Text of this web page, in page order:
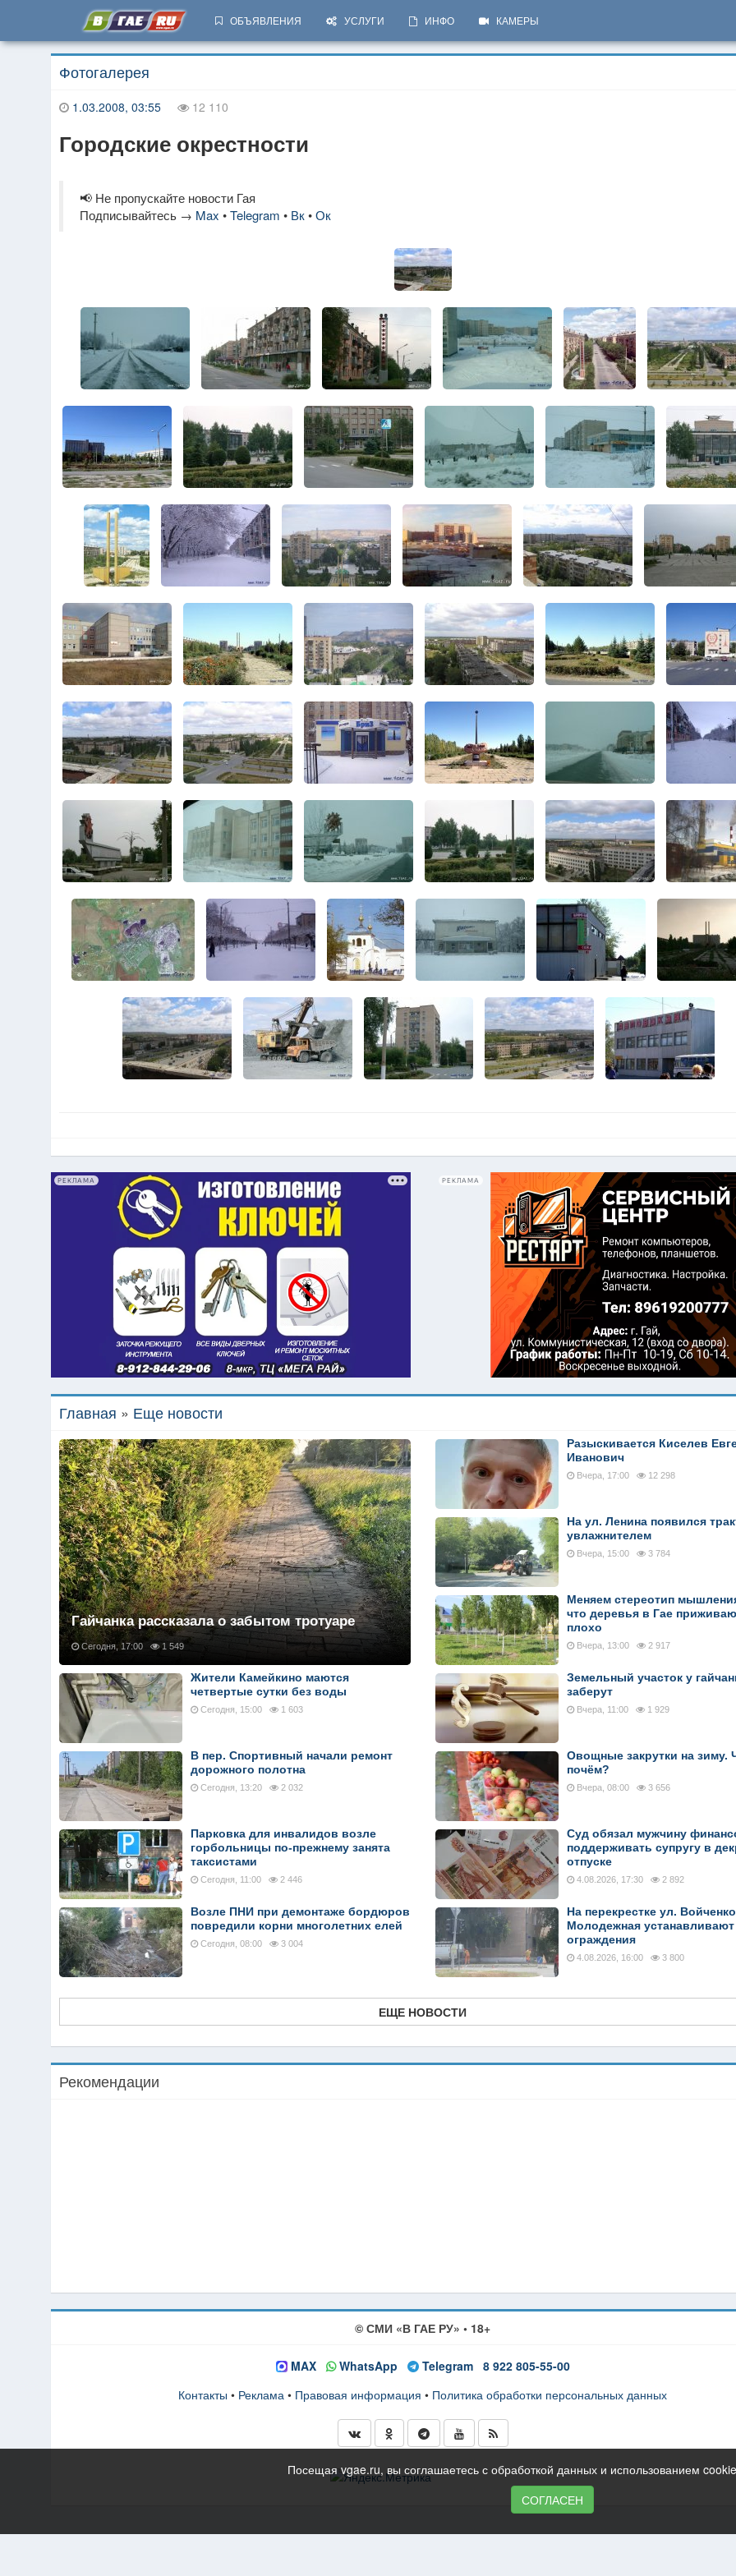
ОБЪЯВЛЕНИЯ УСЛУГИ ИНФО КАМЕРЫ
Фотогалерея
1.03.2008, 03:55 12 110
Городские окрестности
📢 Не пропускайте новости Гая
Подписывайтесь → Max •Telegram • Вк•Ок
РЕКЛАМА РЕКЛАМА
Главная » Еще новости
Гайчанка рассказала о забытом тротуаре
Сегодня, 17:00 1 549
Жители Камейкино маются
четвертые сутки без воды
Сегодня, 15:00 1 603
В пер. Спортивный начали ремонт
дорожного полотна
Сегодня, 13:20 2 032
Парковка для инвалидов возле
горбольницы по-прежнему занята
таксистами
Сегодня, 11:00 2 446
Возле ПНИ при демонтаже бордюров
повредили корни многолетних елей
Сегодня, 08:00 3 004
Разыскивается Киселев
Иванович
Вчера, 17:00 12 298
На ул. Ленина появился
увлажнителем
Вчера, 15:00 3 784
Меняем стереотип
что деревья в Гае
плохо
Вчера, 13:00 2 917
Земельный участок у
заберут
Вчера, 11:00 1 929
Овощные закрутки на зиму.
почём?
Вчера, 08:00 3 656
Суд обязал мужчину
поддерживать супругу в
отпуске
4.08.2026, 17:30 2 892
На перекрестке ул.
Молодежная устанавливают
ограждения
4.08.2026, 16:00 3 800
ЕЩЕ НОВОСТИ
Рекомендации
© СМИ «В ГАЕ РУ» • 18+
MAX WhatsApp Telegram
8 922 805-55-00
Контакты • Реклама • Правовая информация • Политика обработки персональных данных
Посещая vgae.ru, вы соглашаетесь с обработкой данных и использованием
СОГЛАСЕН